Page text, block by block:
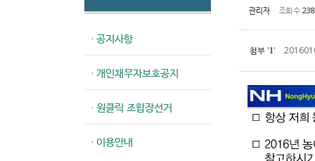
· 공지사항
· 개인채무자보호공지
· 원클릭 조합장선거
· 이용안내
관리자 조회 수 238
첨부 '1'